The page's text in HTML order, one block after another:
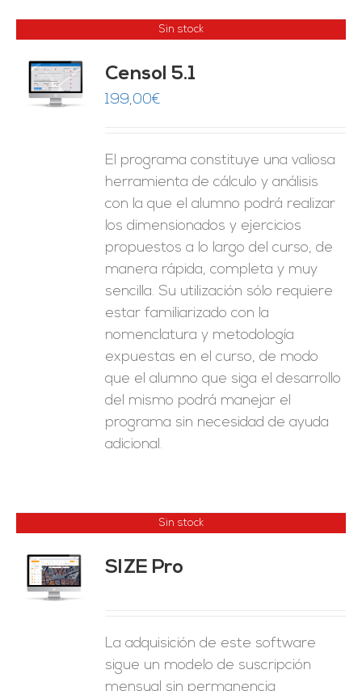
Sin stock
Censol 5.1
199,00€
El programa constituye una valiosa
herramienta de cálculo y análisis
con la que el alumno podrá realizar
los dimensionados y ejercicios
propuestos a lo largo del curso, de
manera rápida, completa y muy
sencilla. Su utilización sólo requiere
estar familiarizado con la
nomenclatura y metodología
expuestas en el curso, de modo
que el alumno que siga el desarrollo
del mismo podrá manejar el
programa sin necesidad de ayuda
adicional.
Sin stock
SIZE Pro
La adquisición de este software
sigue un modelo de suscripción
mensual sin permanencia